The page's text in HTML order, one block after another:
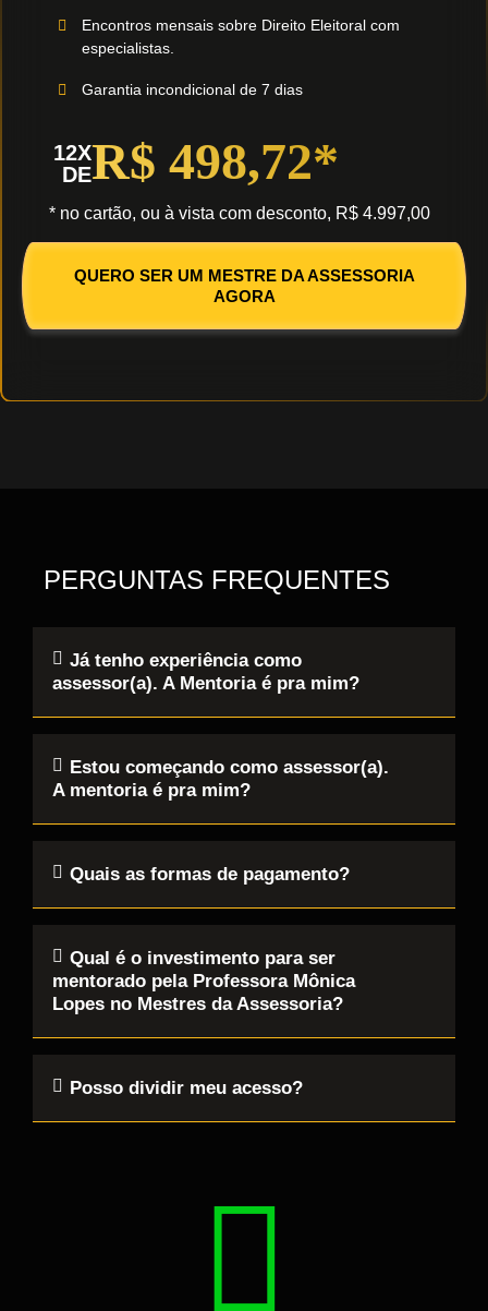
Encontros mensais sobre Direito Eleitoral com
especialistas.
Garantia incondicional de 7 dias
12X
DER$ 498,72*
* no cartão, ou à vista com desconto, R$ 4.997,00
QUERO SER UM MESTRE DA ASSESSORIA
AGORA
PERGUNTAS FREQUENTES
Já tenho experiência como
assessor(a). A Mentoria é pra mim?
Estou começando como assessor(a).
A mentoria é pra mim?
Quais as formas de pagamento?
Qual é o investimento para ser
mentorado pela Professora Mônica
Lopes no Mestres da Assessoria?
Posso dividir meu acesso?